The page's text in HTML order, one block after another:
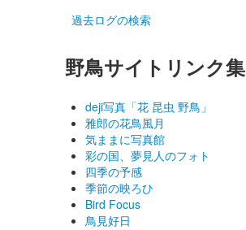
過去ログの検索
野鳥サイトリンク集
deji写真「花 昆虫 野鳥」
雅郎の花鳥風月
気ままに写真館
彩の国、夢見人のフォト
四季の予感
季節の映ろひ
Bird Focus
鳥見好日